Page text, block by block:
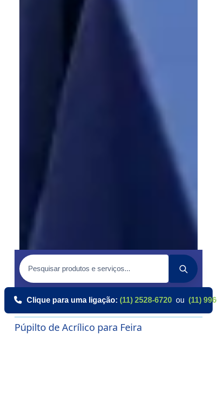
Clique para uma ligação: (11) 2528-6720 ou (11)
Púpilto de Acrílico para Feira